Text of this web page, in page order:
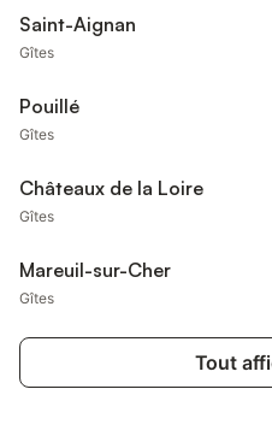
Saint-Aignan
Gîtes
Pouillé
Gîtes
Châteaux de la Loire
Gîtes
Mareuil-sur-Cher
Gîtes
Tout